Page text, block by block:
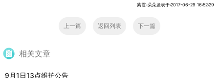
紫霞-朵朵发表于:2017-06-29 16:52:29
上一篇 返回列表 下一篇
相关文章
9月1日13点维护公告